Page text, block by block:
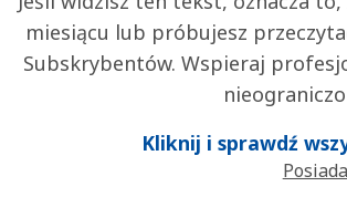
miesiącu lub próbujesz
Subskrybentów. Wspieraj
Kliknij i sprawdź